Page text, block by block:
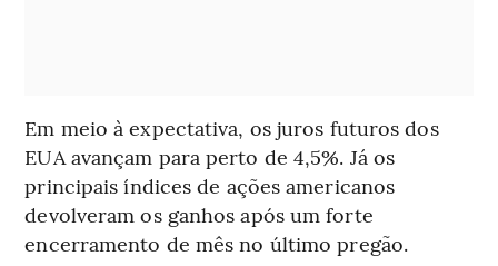
Em meio à expectativa, os juros futuros dos
EUA avançam para perto de 4,5%. Já os
principais índices de ações americanos
devolveram os ganhos após um forte
encerramento de mês no último pregão.